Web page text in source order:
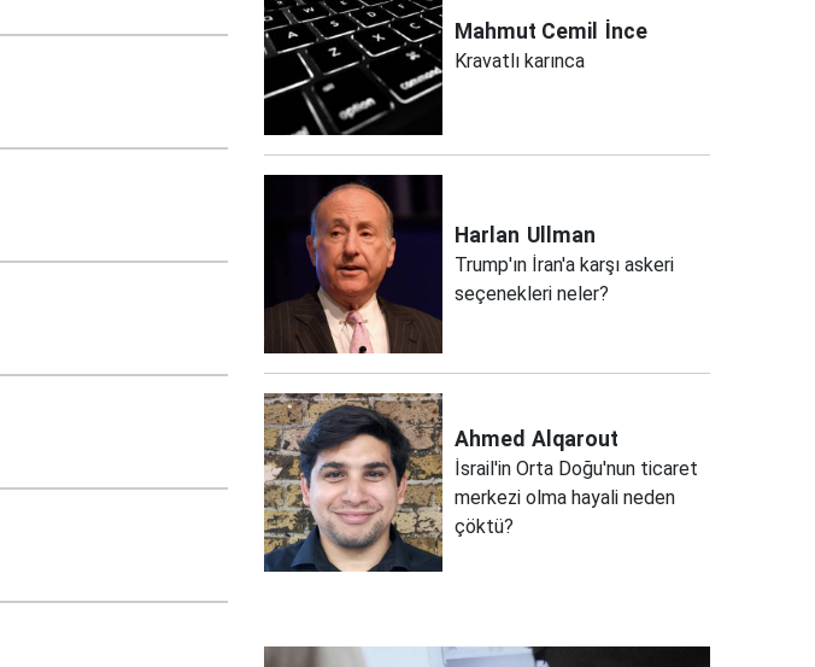
Mahmut Cemil İnce
Kravatlı karınca
Harlan Ullman
Trump'ın İran'a karşı askeri
seçenekleri neler?
Ahmed Alqarout
İsrail'in Orta Doğu'nun ticaret
merkezi olma hayali neden
çöktü?